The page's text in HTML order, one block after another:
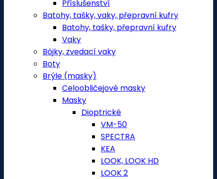
Příslušenství
Batohy, tašky, vaky, přepravní kufry
Batohy, tašky, přepravní kufry
Vaky
Bójky, zvedací vaky
Boty
Brýle (masky)
Celoobličejové masky
Masky
Dioptrické
VM-50
SPECTRA
KEA
LOOK, LOOK HD
LOOK 2